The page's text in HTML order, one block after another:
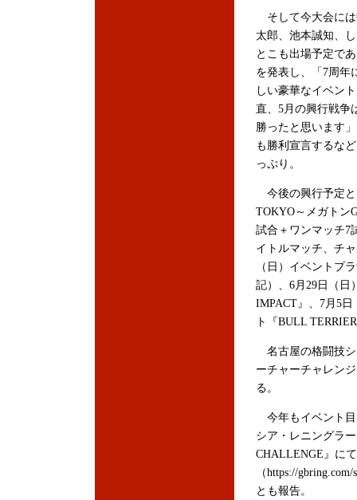
そして今大会に
太郎、池本誠知、
とこも出場予定で
を発表し、「7周年
しい豪華なイベン
直、5月の興行戦争
勝ったと思います
も勝利宣言するな
っぷり。
今後の興行予定と
TOKYO～メガトン
試合＋ワンマッチ7
イトルマッチ、チ
（日）イベントプ
記）、6月29日（日
IMPACT』、7月5
ト『BULL
名古屋の格闘技シ
ーチャーチャレン
る。
今年もイベント目
シア・レニングラ
CHALLENGE』に
（https://
とも報告。